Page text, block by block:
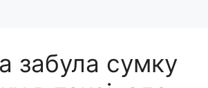
забула сумку